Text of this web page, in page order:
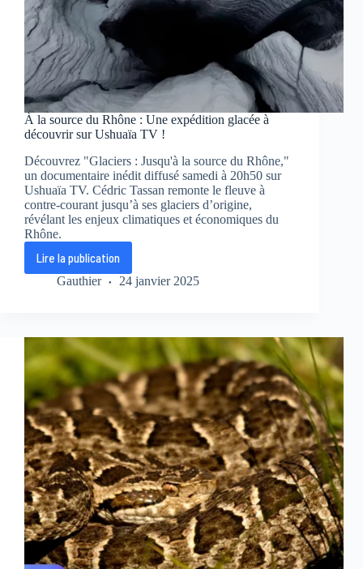
À la source du Rhône : Une expédition glacée à
découvrir sur Ushuaïa TV !
Découvrez "Glaciers : Jusqu'à la source du Rhône,"
un documentaire inédit diffusé samedi à 20h50 sur
Ushuaïa TV. Cédric Tassan remonte le fleuve à
contre-courant jusqu’à ses glaciers d’origine,
révélant les enjeux climatiques et économiques du
Rhône.
Lire la publication
À
la
:
Une
expédition
glacée
à
découvrir
sur
Ushuaïa
TV
!
Gauthier 24 janvier 2025